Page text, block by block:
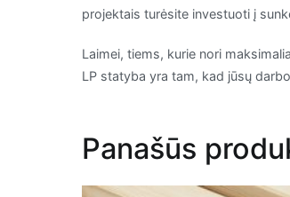
projektais turėsite investuoti į
Laimei, tiems, kurie nori
LP statyba yra tam, kad jūsų
Panašūs